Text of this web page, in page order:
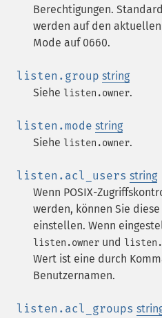
Berechtigungen.
werden auf den
Mode auf 0660.
listen.group string
Siehe listen.owner.
listen.mode string
Siehe listen.owner.
listen.acl_users string
Wenn POSIX-
werden, können Sie
einstellen. Wenn
listen.owner und
Wert ist eine durch
Benutzernamen.
listen.acl_groups